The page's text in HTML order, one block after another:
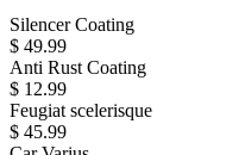
Silencer Coating
$ 49.99
Anti Rust Coating
$ 12.99
Feugiat scelerisque
$ 45.99